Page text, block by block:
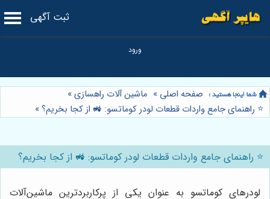
ثبت آگهی
صفحه اصلی » ماشین آلات راهسازی»
⭐️ راهنمای جامع واردات قطعات لودر کوماتسو: 🚜 از کجا بخریم؟»
⭐️ راهنمای جامع واردات قطعات لودر کوماتسو: 🚜 از کجا بخریم؟
لودرهای کوماتسو به عنوان یکی از پرکاربردترین ماشین‌آلات